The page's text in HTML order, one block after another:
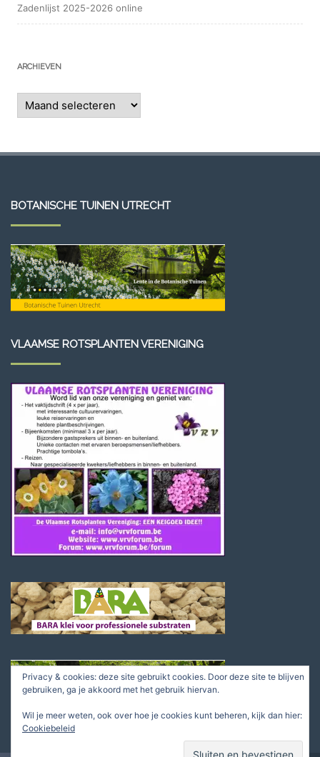
Zadenlijst 2025-2026 online
ARCHIEVEN
BOTANISCHE TUINEN UTRECHT
VLAAMSE ROTSPLANTEN VERENIGING
Privacy & cookies: deze site gebruikt cookies. Door deze site te blijven
gebruiken, ga je akkoord met het gebruik hiervan.
Wil je meer weten, ook over hoe je cookies kunt beheren, kijk dan hier:
Cookiebeleid